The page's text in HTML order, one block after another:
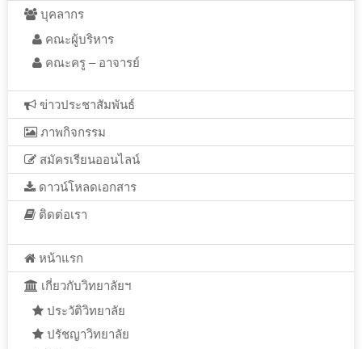
บุคลากร
คณะผู้บริหาร
คณะครู – อาจารย์
ข่าวประชาสัมพันธ์
ภาพกิจกรรม
สมัครเรียนออนไลน์
ดาวน์โหลดเอกสาร
ติดต่อเรา
หน้าแรก
เกี่ยวกับวิทยาลัยฯ
ประวัติวิทยาลัย
ปรัชญาวิทยาลัย